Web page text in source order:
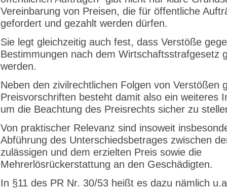
Vereinbarung von Preisen, die für öffentliche
gefordert und gezahlt werden dürfen.
Sie legt gleichzeitig auch fest, dass Verstöße
Bestimmungen nach dem Wirtschaftsstrafgesetz
werden.
Neben den zivilrechtlichen Folgen von Verstößen
Preisvorschriften besteht damit also ein weiteres
um die Beachtung des Preisrechts sicher zu
Von praktischer Relevanz sind insoweit
Abführung des Unterschiedsbetrages zwischen
zulässigen und dem erzielten Preis sowie die
Mehrerlösrückerstattung an den Geschädigten.
In §11 des PR Nr. 30/53 heißt es dazu nämlich